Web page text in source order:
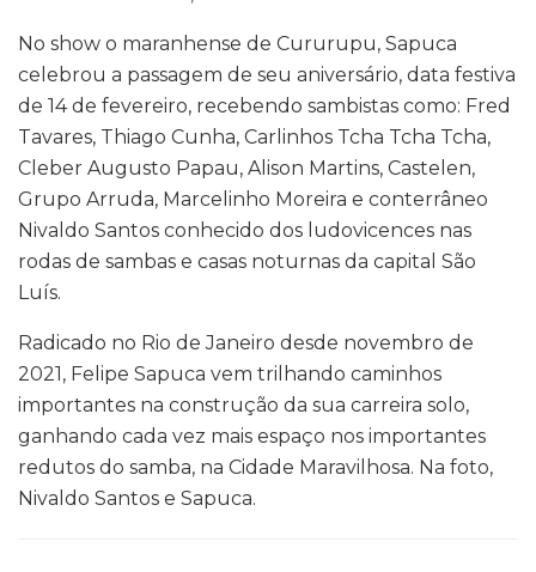
No show o maranhense de Cururupu, Sapuca
celebrou a passagem de seu aniversário, data festiva
de 14 de fevereiro, recebendo sambistas como: Fred
Tavares, Thiago Cunha, Carlinhos Tcha Tcha Tcha,
Cleber Augusto Papau, Alison Martins, Castelen,
Grupo Arruda, Marcelinho Moreira e conterrâneo
Nivaldo Santos conhecido dos ludovicences nas
rodas de sambas e casas noturnas da capital São
Luís.
Radicado no Rio de Janeiro desde novembro de
2021, Felipe Sapuca vem trilhando caminhos
importantes na construção da sua carreira solo,
ganhando cada vez mais espaço nos importantes
redutos do samba, na Cidade Maravilhosa. Na foto,
Nivaldo Santos e Sapuca.